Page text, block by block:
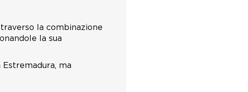
la combinazione
la sua
ma